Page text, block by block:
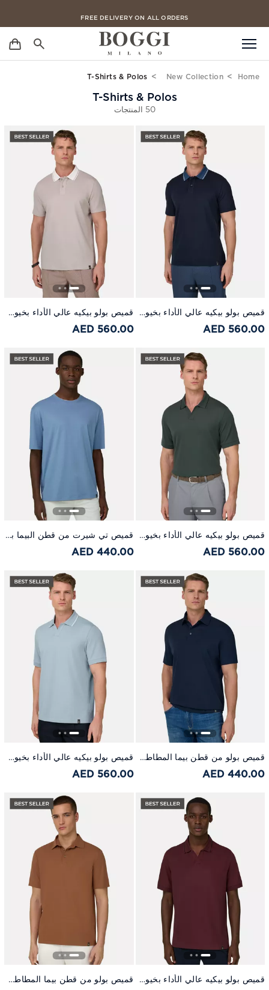
FREE DELIVERY ON ALL ORDERS
Home
New Collection
T-Shirts & Polos
T-Shirts & Polos
50 المنتجات
قميص بولو بيكيه عالي الأداء بخيوط إس-كافا كحلي
560.00 AED
قميص بولو بيكيه عالي الأداء بخيوط إس-كافيه بيج
560.00 AED
قميص بولو بيكيه عالي الأداء بخيوط إس-كافا أخضر
560.00 AED
قميص تي شيرت من قطن البيما باللون الأزرق
440.00 AED
قميص بولو من قطن بيما المطاطي كحلي
440.00 AED
قميص بولو بيكيه عالي الأداء بخيوط إس-كافا أزرق
560.00 AED
قميص بولو بيكيه عالي الأداء بخيوط إس-كافا عنابي قميص بولو من قطن بيما المطاطي بني